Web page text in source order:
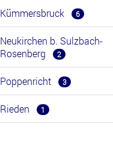
Kümmersbruck 6
Neukirchen b. Sulzbach-
Rosenberg
2
Poppenricht 3
Rieden 1